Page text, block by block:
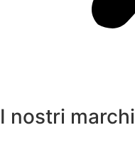
I nostri marchi